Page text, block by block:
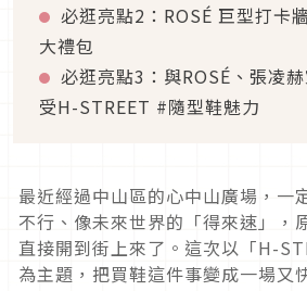
必逛亮點2：ROSÉ 巨型打卡
大禮包
必逛亮點3：與ROSÉ、張凌
受H-STREET #隨型鞋魅力
最近經過中山區的心中山廣場，一
不行、像未來世界的「得來速」，
直接開到街上來了。這次以「H-
為主題，把買鞋這件事變成一場又